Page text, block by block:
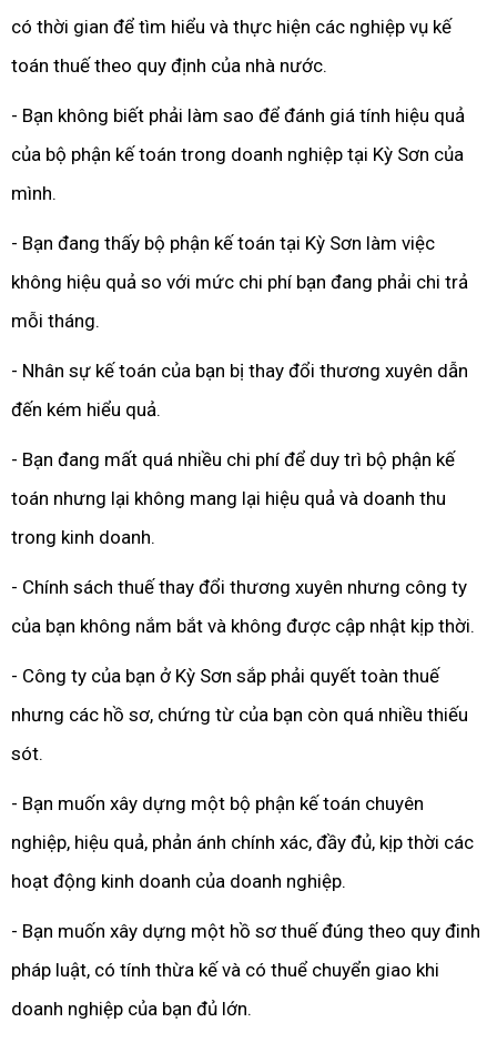
có thời gian để tìm hiểu và thực hiện các nghiệp vụ kế
toán thuế theo quy định của nhà nước.
- Bạn không biết phải làm sao để đánh giá tính hiệu quả
của bộ phận kế toán trong doanh nghiệp tại Kỳ Sơn của
mình.
- Bạn đang thấy bộ phận kế toán tại Kỳ Sơn làm việc
không hiệu quả so với mức chi phí bạn đang phải chi trả
mỗi tháng.
- Nhân sự kế toán của bạn bị thay đổi thương xuyên dẫn
đến kém hiểu quả.
- Bạn đang mất quá nhiều chi phí để duy trì bộ phận kế
toán nhưng lại không mang lại hiệu quả và doanh thu
trong kinh doanh.
- Chính sách thuế thay đổi thương xuyên nhưng công ty
của bạn không nắm bắt và không được cập nhật kịp thời.
- Công ty của bạn ở Kỳ Sơn sắp phải quyết toàn thuế
nhưng các hồ sơ, chứng từ của bạn còn quá nhiều thiếu
sót.
- Bạn muốn xây dựng một bộ phận kế toán chuyên
nghiệp, hiệu quả, phản ánh chính xác, đầy đủ, kịp thời các
hoạt động kinh doanh của doanh nghiệp.
- Bạn muốn xây dựng một hồ sơ thuế đúng theo quy đinh
pháp luật, có tính thừa kế và có thuể chuyển giao khi
doanh nghiệp của bạn đủ lớn.